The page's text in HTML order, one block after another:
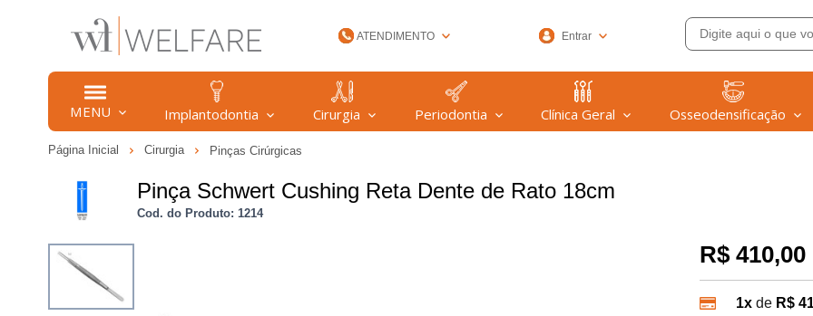
ATENDIMENTO
(47) 99608-9753
Entrar
MENU Implantodontia Cirurgia Periodontia Clínica Geral Osseodensificação
Página Inicial Cirurgia Pinças Cirúrgicas
Pinça Schwert Cushing Reta Dente de Rato 18cm
Cod. do Produto: 1214
R$ 410,00
1x de R$